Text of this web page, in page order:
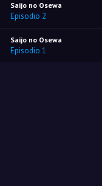
Saijo no Osewa
Episodio 2
Saijo no Osewa
Episodio 1